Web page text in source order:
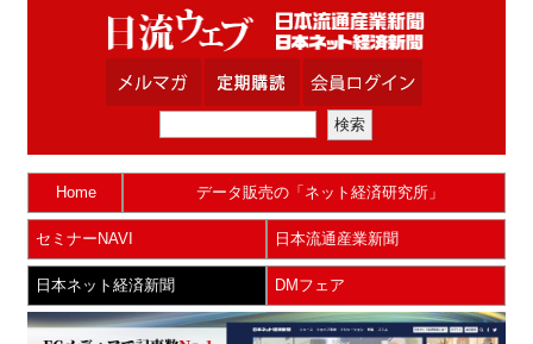
Home データ販売の「ネット経済研究所」
セミナーNAVI 日本流通産業新聞
日本ネット経済新聞 DMフェア